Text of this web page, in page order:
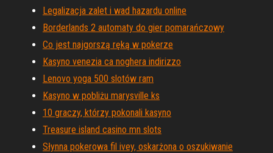
Legalizacja zalet i wad hazardu online
Borderlands 2 automaty do gier pomarańczowy
Co jest najgorszą ręką w pokerze
Kasyno venezia ca noghera indirizzo
Lenovo yoga 500 slotów ram
Kasyno w pobliżu marysville ks
10 graczy, którzy pokonali kasyno
Treasure island casino mn slots
Słynna pokerowa fil ivey, oskarżona o oszukiwanie